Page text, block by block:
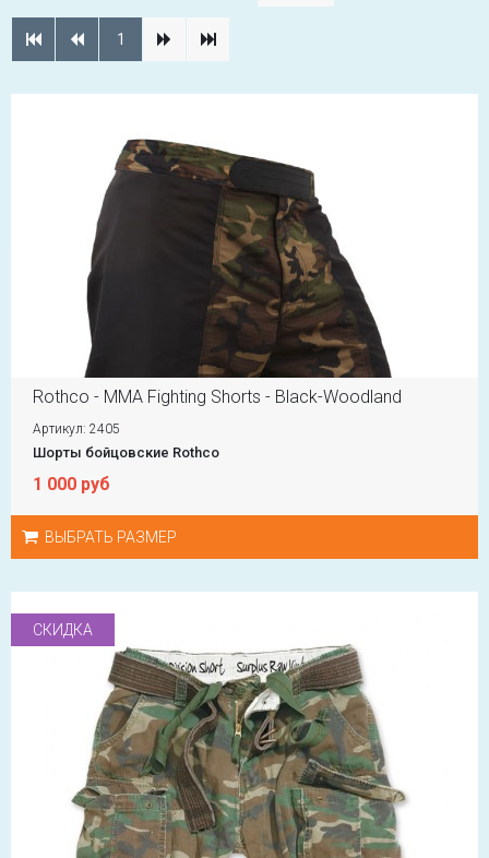
1
Rothco - MMA Fighting Shorts - Black-Woodland
Артикул: 2405
Шорты бойцовские Rothco
1 000 руб
ВЫБРАТЬ РАЗМЕР
СКИДКА